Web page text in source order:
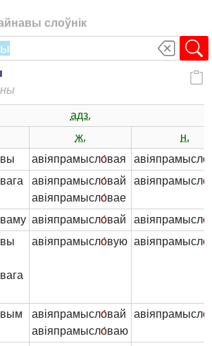
слоўнік
адз.
ж.
н.
вы авіяпрамысло́вая авіяпрамысло́
вага авіяпрамысло́вай
авіяпрамысло́вае
авіяпрамысло́
ваму авіяпрамысло́вай авіяпрамысло́
вы
вага
авіяпрамысло́вую авіяпрамысло́
вым авіяпрамысло́вай
авіяпрамысло́ваю
авіяпрамысло́